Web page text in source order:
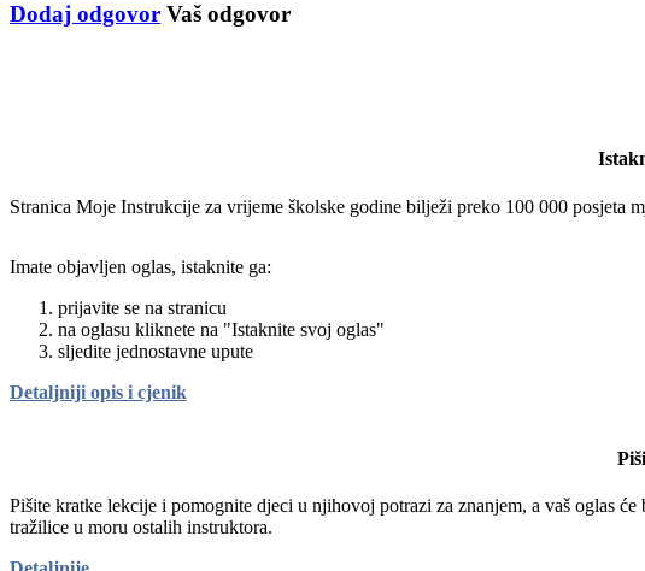
Dodaj odgovor Vaš odgovor
Stranica Moje Instrukcije za vrijeme školske godine bilježi preko 100 000 posjeta
Imate objavljen oglas, istaknite ga:
prijavite se na stranicu
na oglasu kliknete na "Istaknite svoj oglas"
sljedite jednostavne upute
Detaljniji opis i cjenik
Pišite kratke lekcije i pomognite djeci u njihovoj potrazi za znanjem, a vaš oglas
tražilice u moru ostalih instruktora.